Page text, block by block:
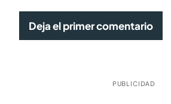
Deja el primer comentario
PUBLICIDAD